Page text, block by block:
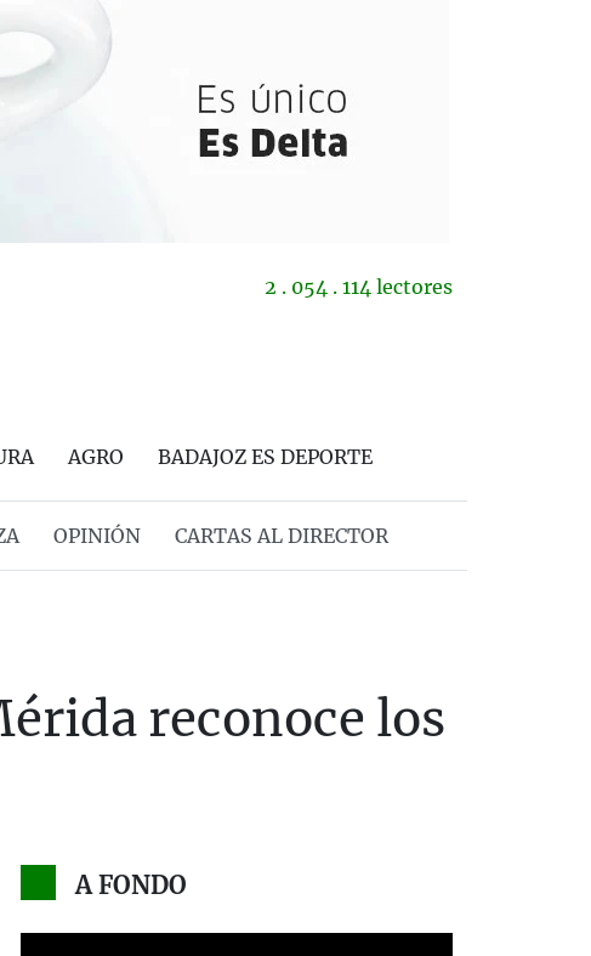
2 . 054 . 114 lectores
AGRO BADAJOZ ES DEPORTE
OPINIÓN CARTAS AL DIRECTOR
reconoce los
A FONDO